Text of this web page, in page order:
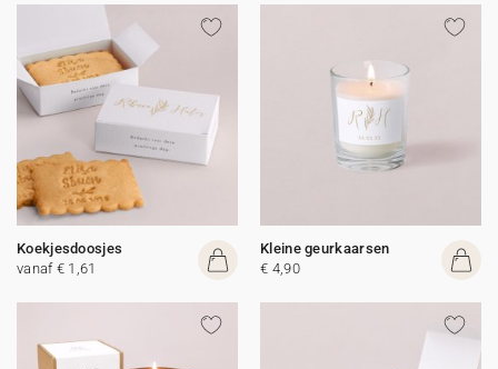
Koekjesdoosjes
vanaf € 1,61
Kleine geurkaarsen
€ 4,90